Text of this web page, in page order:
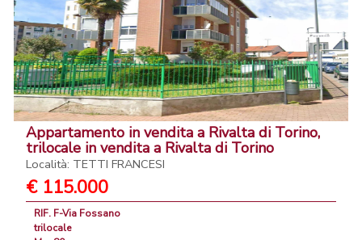
Appartamento in vendita a Rivalta di Torino,
trilocale in vendita a Rivalta di Torino
Località: TETTI FRANCESI
€ 115.000
RIF. F-Via Fossano
trilocale